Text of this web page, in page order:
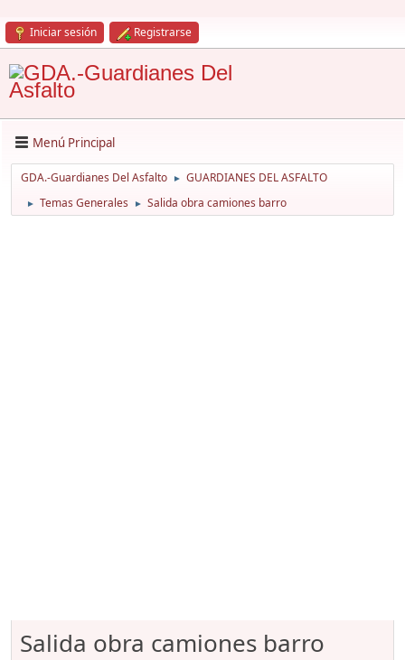
Iniciar sesión Registrarse
Menú Principal
GDA.-Guardianes Del Asfalto ► GUARDIANES DEL ASFALTO
► Temas Generales ► Salida obra camiones barro
Salida obra camiones barro